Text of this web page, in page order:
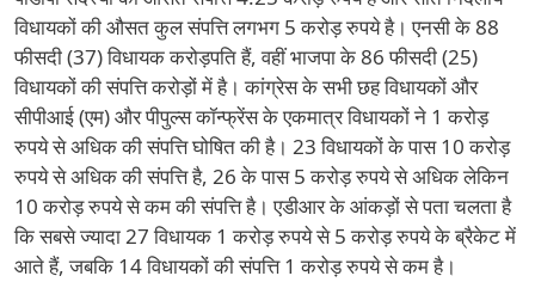
विधायकों की औसत कुल संपत्ति लगभग 5 करोड़ रुपये है। एनसी के 88
फीसदी (37) विधायक करोड़पति हैं, वहीं भाजपा के 86 फीसदी (25)
विधायकों की संपत्ति करोड़ों में है। कांग्रेस के सभी छह विधायकों और
सीपीआई (एम) और पीपुल्स कॉन्फ्रेंस के एकमात्र विधायकों ने 1 करोड़
रुपये से अधिक की संपत्ति घोषित की है। 23 विधायकों के पास 10 करोड़
रुपये से अधिक की संपत्ति है, 26 के पास 5 करोड़ रुपये से अधिक लेकिन
10 करोड़ रुपये से कम की संपत्ति है। एडीआर के आंकड़ों से पता चलता है
कि सबसे ज्यादा 27 विधायक 1 करोड़ रुपये से 5 करोड़ रुपये के ब्रैकेट में
आते हैं, जबकि 14 विधायकों की संपत्ति 1 करोड़ रुपये से कम है।